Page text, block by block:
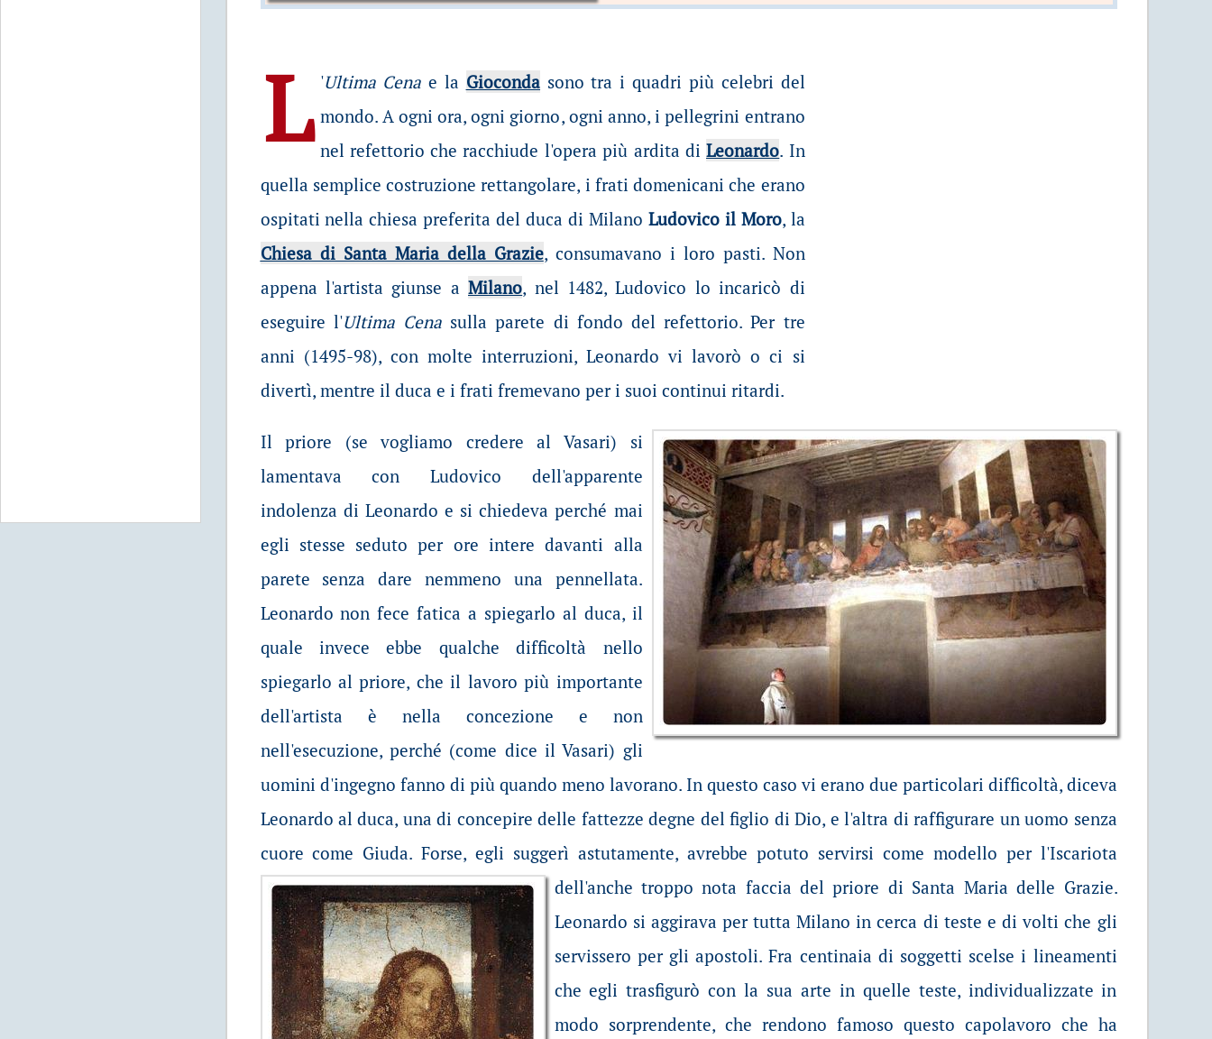
L 'Ultima Cena e la Giocondasono tra i quadri più celebri del
mondo. A ogni ora, ogni giorno, ogni anno, i pellegrini entrano
nel refettorio che racchiude l'opera più ardita diLeonardo. In
quella semplice costruzione rettangolare, i frati domenicani che erano
ospitati nella chiesa preferita del duca di Milano Ludovico il Moro, la
Chiesa di Santa Maria della Grazie, consumavano i loro pasti. Non
appena l'artista giunse aMilano, nel 1482, Ludovico lo incaricò di
eseguire l'Ultima Cenasulla parete di fondo del refettorio. Per tre
anni (1495-98), con molte interruzioni, Leonardo vi lavorò o ci si
divertì, mentre il duca e i frati fremevano per i suoi continui ritardi.
Il priore (se vogliamo credere al Vasari) si
lamentava con Ludovico dell'apparente
indolenza di Leonardo e si chiedeva perché mai
egli stesse seduto per ore intere davanti alla
parete senza dare nemmeno una pennellata.
Leonardo non fece fatica a spiegarlo al duca, il
quale invece ebbe qualche difficoltà nello
spiegarlo al priore, che il lavoro più importante
dell'artista è nella concezione e non
nell'esecuzione, perché (come dice il Vasari) gli
uomini d'ingegno fanno di più quando meno lavorano. In questo caso vi erano due particolari difficoltà, diceva
Leonardo al duca, una di concepire delle fattezze degne del figlio di Dio, e l'altra di raffigurare un uomo senza
cuore come Giuda. Forse, egli suggerì astutamente, avrebbe potuto servirsi come modello per l'Iscariota
dell'anche troppo nota faccia del priore di Santa Maria delle Grazie.
Leonardo si aggirava per tutta Milano in cerca di teste e di volti che gli
servissero per gli apostoli. Fra centinaia di soggetti scelse i lineamenti
che egli trasfigurò con la sua arte in quelle teste, individualizzate in
modo sorprendente, che rendono famoso questo capolavoro che ha